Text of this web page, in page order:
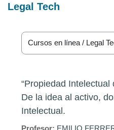
Legal Tech
Categorías
“Propiedad Intelectual
De la idea al activo,
Intelectual.
Profesor: EMILIO